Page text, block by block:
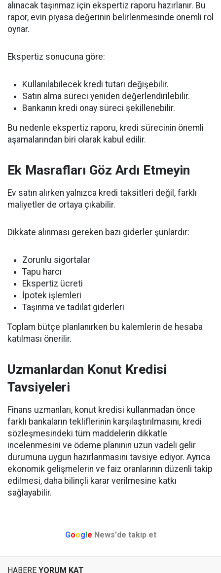
alınacak taşınmaz için ekspertiz raporu hazırlanır. Bu
rapor, evin piyasa değerinin belirlenmesinde önemli rol
oynar.
Ekspertiz sonucuna göre:
Kullanılabilecek kredi tutarı değişebilir.
Satın alma süreci yeniden değerlendirilebilir.
Bankanın kredi onay süreci şekillenebilir.
Bu nedenle ekspertiz raporu, kredi sürecinin önemli
aşamalarından biri olarak kabul edilir.
Ek Masrafları Göz Ardı Etmeyin
Ev satın alırken yalnızca kredi taksitleri değil, farklı
maliyetler de ortaya çıkabilir.
Dikkate alınması gereken bazı giderler şunlardır:
Zorunlu sigortalar
Tapu harcı
Ekspertiz ücreti
İpotek işlemleri
Taşınma ve tadilat giderleri
Toplam bütçe planlanırken bu kalemlerin de hesaba
katılması önerilir.
Uzmanlardan Konut Kredisi
Tavsiyeleri
Finans uzmanları, konut kredisi kullanmadan önce
farklı bankaların tekliflerinin karşılaştırılmasını, kredi
sözleşmesindeki tüm maddelerin dikkatle
incelenmesini ve ödeme planının uzun vadeli gelir
durumuna uygun hazırlanmasını tavsiye ediyor. Ayrıca
ekonomik gelişmelerin ve faiz oranlarının düzenli takip
edilmesi, daha bilinçli karar verilmesine katkı
sağlayabilir.
Goog e News'de takip et
HABERE YORUM KAT